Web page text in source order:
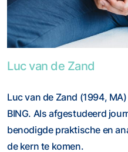
Luc van de Zand
Luc van de Zand (1994,
BING. Als afgestudeerd
benodigde praktische en
de kern te komen.